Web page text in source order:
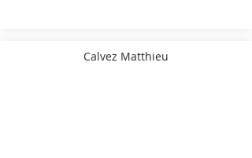
Calvez Matthieu